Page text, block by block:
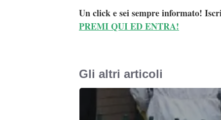
Un click e sei sempre informato!
PREMI QUI ED ENTRA!
Gli altri articoli